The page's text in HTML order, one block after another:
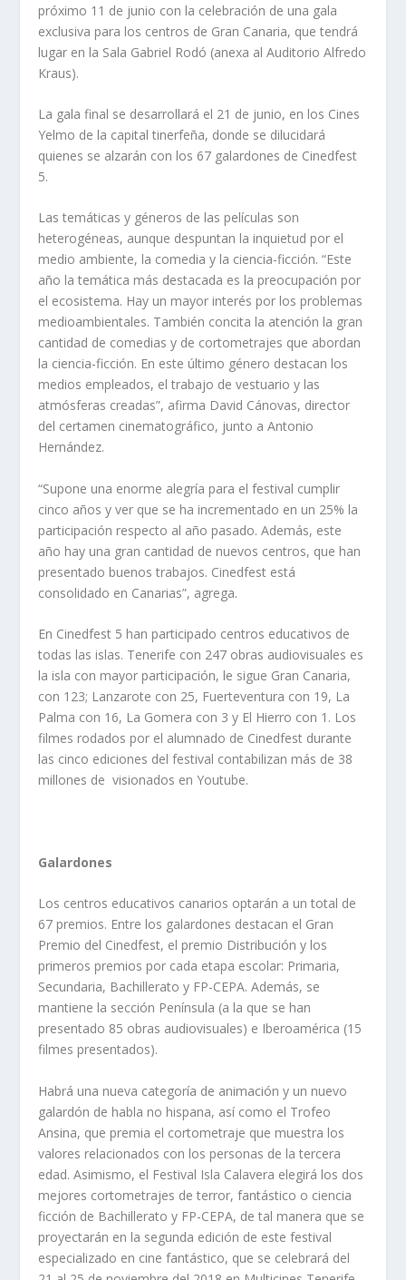
próximo 11 de junio con la celebración de una gala
exclusiva para los centros de Gran Canaria, que tendrá
lugar en la Sala Gabriel Rodó (anexa al Auditorio Alfredo
Kraus).
La gala final se desarrollará el 21 de junio, en los Cines
Yelmo de la capital tinerfeña, donde se dilucidará
quienes se alzarán con los 67 galardones de Cinedfest
5.
Las temáticas y géneros de las películas son
heterogéneas, aunque despuntan la inquietud por el
medio ambiente, la comedia y la ciencia-ficción. “Este
año la temática más destacada es la preocupación por
el ecosistema. Hay un mayor interés por los problemas
medioambientales. También concita la atención la gran
cantidad de comedias y de cortometrajes que abordan
la ciencia-ficción. En este último género destacan los
medios empleados, el trabajo de vestuario y las
atmósferas creadas”, afirma David Cánovas, director
del certamen cinematográfico, junto a Antonio
Hernández.
“Supone una enorme alegría para el festival cumplir
cinco años y ver que se ha incrementado en un 25% la
participación respecto al año pasado. Además, este
año hay una gran cantidad de nuevos centros, que han
presentado buenos trabajos. Cinedfest está
consolidado en Canarias”, agrega.
En Cinedfest 5 han participado centros educativos de
todas las islas. Tenerife con 247 obras audiovisuales es
la isla con mayor participación, le sigue Gran Canaria,
con 123; Lanzarote con 25, Fuerteventura con 19, La
Palma con 16, La Gomera con 3 y El Hierro con 1. Los
filmes rodados por el alumnado de Cinedfest durante
las cinco ediciones del festival contabilizan más de 38
millones de visionados en Youtube.
Galardones
Los centros educativos canarios optarán a un total de
67 premios. Entre los galardones destacan el Gran
Premio del Cinedfest, el premio Distribución y los
primeros premios por cada etapa escolar: Primaria,
Secundaria, Bachillerato y FP-CEPA. Además, se
mantiene la sección Península (a la que se han
presentado 85 obras audiovisuales) e Iberoamérica (15
filmes presentados).
Habrá una nueva categoría de animación y un nuevo
galardón de habla no hispana, así como el Trofeo
Ansina, que premia el cortometraje que muestra los
valores relacionados con los personas de la tercera
edad. Asimismo, el Festival Isla Calavera elegirá los dos
mejores cortometrajes de terror, fantástico o ciencia
ficción de Bachillerato y FP-CEPA, de tal manera que se
proyectarán en la segunda edición de este festival
especializado en cine fantástico, que se celebrará del